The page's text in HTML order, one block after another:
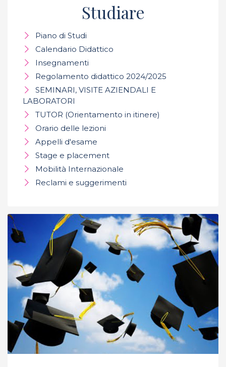
Studiare
Piano di Studi
Calendario Didattico
Insegnamenti
Regolamento didattico 2024/2025
SEMINARI, VISITE AZIENDALI E
LABORATORI
TUTOR (Orientamento in itinere)
Orario delle lezioni
Appelli d'esame
Stage e placement
Mobilità Internazionale
Reclami e suggerimenti